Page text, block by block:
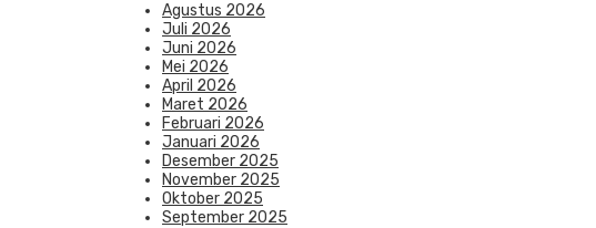
Agustus 2026
Juli 2026
Juni 2026
Mei 2026
April 2026
Maret 2026
Februari 2026
Januari 2026
Desember 2025
November 2025
Oktober 2025
September 2025